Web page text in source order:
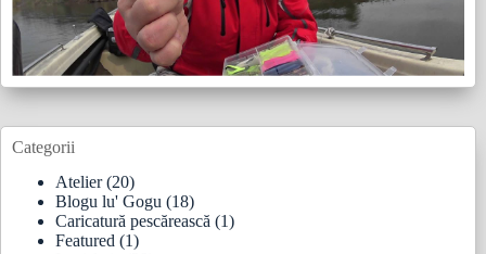
Categorii
Atelier(20)
Blogu lu' Gogu (18)
Caricatură pescărească (1)
Featured (1)